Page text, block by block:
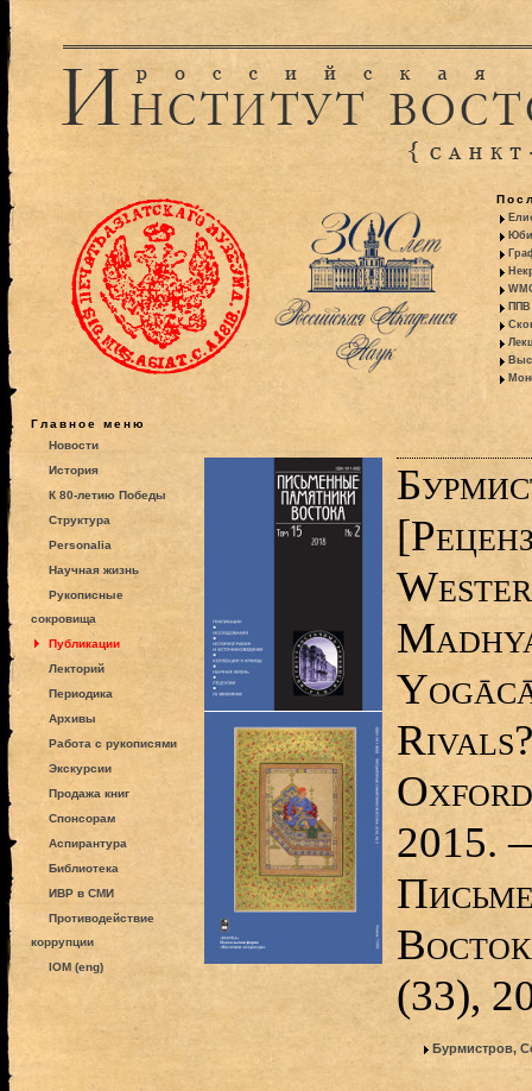
ППВ
Главное меню
Новости
История
К 80-летию Победы
Структура
Personalia
Научная жизнь
Рукописные
сокровища
Публикации
Лекторий
Периодика
Архивы
Работа с рукописями
Экскурсии
Продажа книг
Спонсорам
Аспирантура
Библиотека
ИВР в СМИ
Противодействие
коррупции
IOM (eng)
2015.
(33),
Бурмистров,